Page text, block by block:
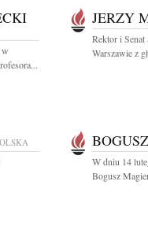
JERZY
Rektor i
Warszawie z
W dniu 14
Bogusz